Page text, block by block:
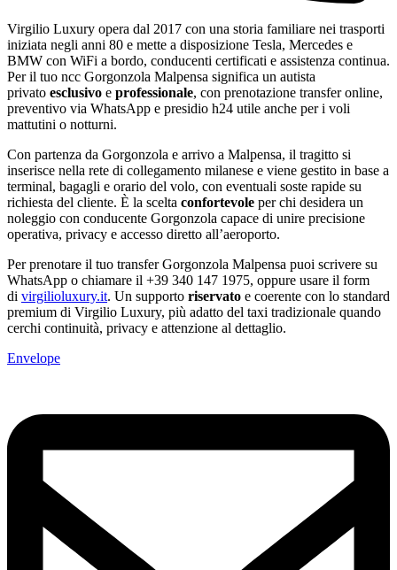
Virgilio Luxury opera dal 2017 con una storia familiare nei trasporti
iniziata negli anni 80 e mette a disposizione Tesla, Mercedes e
BMW con WiFi a bordo, conducenti certificati e assistenza continua.
Per il tuo ncc Gorgonzola Malpensa significa un autista
privato esclusivo e professionale, con prenotazione transfer online,
preventivo via WhatsApp e presidio h24 utile anche per i voli
mattutini o notturni.
Con partenza da Gorgonzola e arrivo a Malpensa, il tragitto si
inserisce nella rete di collegamento milanese e viene gestito in base a
terminal, bagagli e orario del volo, con eventuali soste rapide su
richiesta del cliente. È la scelta confortevole per chi desidera un
noleggio con conducente Gorgonzola capace di unire precisione
operativa, privacy e accesso diretto all’aeroporto.
Per prenotare il tuo transfer Gorgonzola Malpensa puoi scrivere su
WhatsApp o chiamare il +39 340 147 1975, oppure usare il form
di virgilioluxury.it. Un supporto riservato e coerente con lo standard
premium di Virgilio Luxury, più adatto del taxi tradizionale quando
cerchi continuità, privacy e attenzione al dettaglio.
Envelope